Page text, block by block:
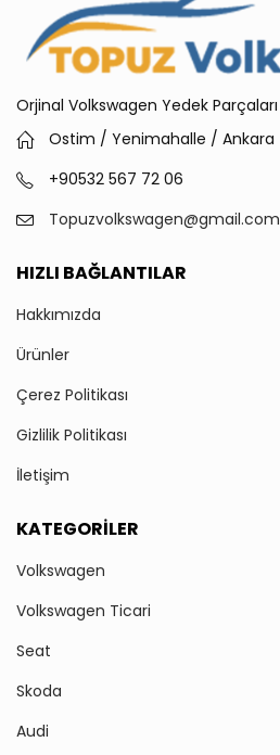
Orjinal Volkswagen Yedek Parçaları
Ostim / Yenimahalle / Ankara
+90532 567 72 06
Topuzvolkswagen@gmail.com
HIZLI BAĞLANTILAR
Hakkımızda
Ürünler
Çerez Politikası
Gizlilik Politikası
İletişim
KATEGORILER
Volkswagen
Volkswagen Ticari
Seat
Skoda
Audi